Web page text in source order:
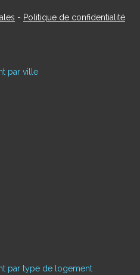
- Politique de confidentialité
par ville
par type de logement